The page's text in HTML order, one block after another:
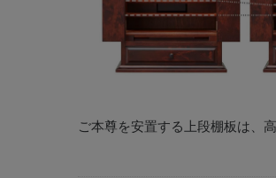
ご本尊を安置する上段棚板は、